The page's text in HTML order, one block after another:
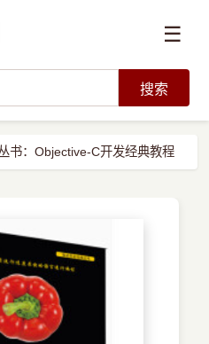
☰
搜索
书：Objective-C开发经典教程